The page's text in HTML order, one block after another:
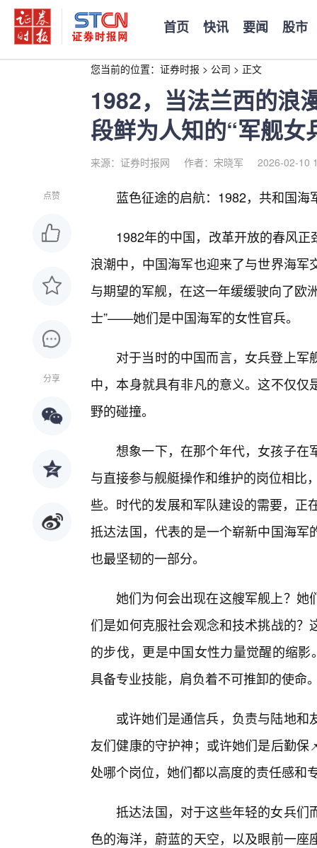
首页 快讯 要闻 股市
您当前的位置： 证券时报 > 公司 > 正文
1982，当法兰西的浪
段鲜为人知的“军舰女
来源：证券时报网 作者：宋晓军 2026-02-10
点赞
分享
蓝色征途的启航：1982，共和国海
1982年的中国，改革开放的春风
浪潮中，中国海军也迎来了与世界海
与期望的军舰，在这一年缓缓驶向了欧
士”——她们是中国海军的女性官兵。
对于当时的中国而言，女兵登上
中，本身就具有非凡的意义。这不仅
野的碰撞。
想象一下，在那个年代，女孩子在
与直接参与舰艇操作和维护的岗位相比
些。时代的发展和军队建设的需要，正
抵达法国，代表的是一个崭新中国海
也最坚韧的一部分。
她们为何会出现在这艘军舰上？她
们是如何克服社会观念和技术挑战的
的步伐，更是中国女性力量觉醒的缩
具备专业技能，肩负着不可推卸的使命
或许她们是通信兵，负责与陆地
友们健康的守护神；或许她们是后勤
处哪个岗位，她们都以高度的责任感和
抵达法国，对于这些年轻的女兵们
色的海洋，蔚蓝的天空，以及眼前一